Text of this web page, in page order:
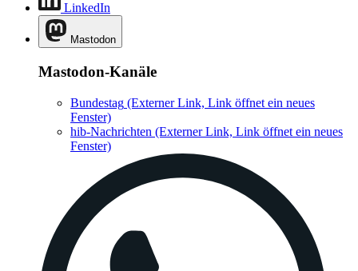
LinkedIn
Mastodon
Mastodon-Kanäle
Bundestag (Externer Link, Link öffnet ein neues
Fenster)
hib-Nachrichten (Externer Link, Link öffnet ein neues
Fenster)